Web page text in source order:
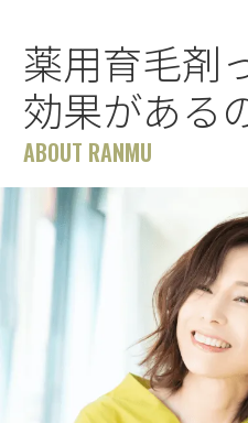
薬用育毛剤
効果がある
ABOUT RANMU